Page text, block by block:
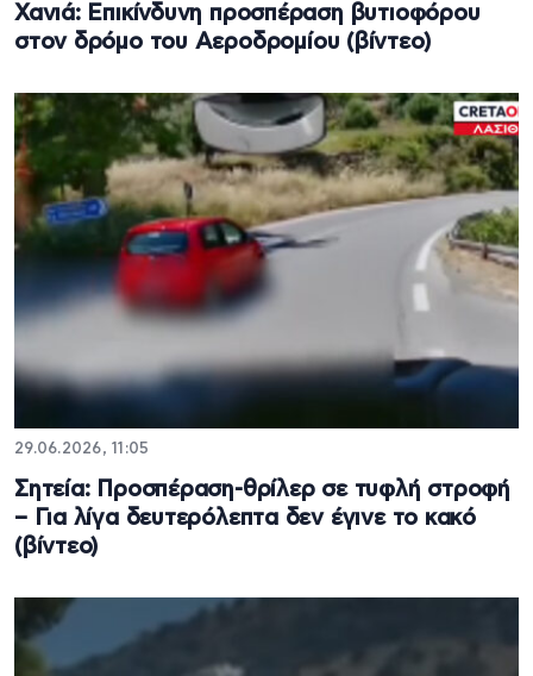
Χανιά: Επικίνδυνη προσπέραση βυτιοφόρου
στον δρόμο του Αεροδρομίου (βίντεο)
29.06.2026, 11:05
Σητεία: Προσπέραση-θρίλερ σε τυφλή στροφή
– Για λίγα δευτερόλεπτα δεν έγινε το κακό
(βίντεο)